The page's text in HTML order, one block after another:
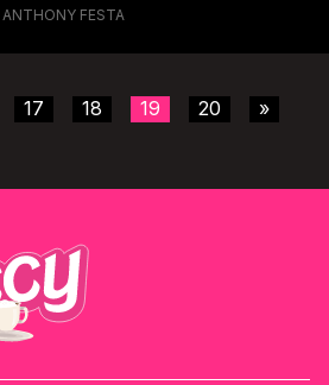
ANTHONY FESTA
17 18 19 20 »